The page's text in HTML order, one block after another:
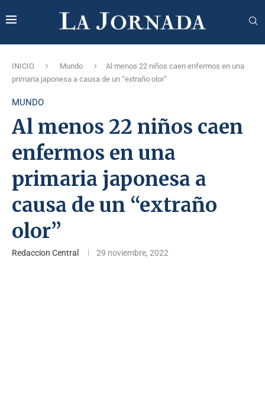
INICIO Mundo
Al menos 22 niños caen enfermos en una
primaria japonesa a causa de un “extraño olor”
MUNDO
Al menos 22 niños caen
enfermos en una
primaria japonesa a
causa de un “extraño
olor”
Redaccion Central 29 noviembre, 2022